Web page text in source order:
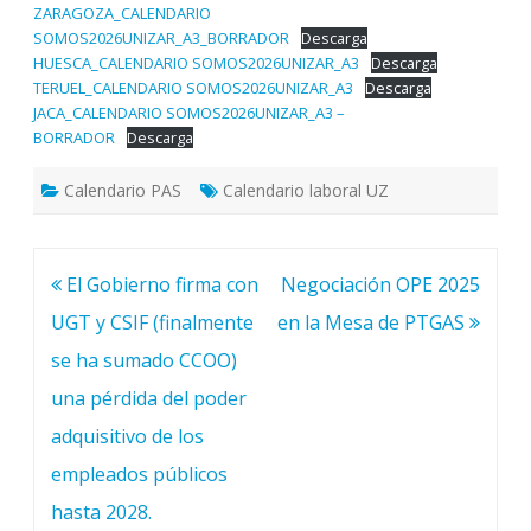
ZARAGOZA_CALENDARIO
SOMOS2026UNIZAR_A3_BORRADOR
Descarga
HUESCA_CALENDARIO SOMOS2026UNIZAR_A3
Descarga
TERUEL_CALENDARIO SOMOS2026UNIZAR_A3
Descarga
JACA_CALENDARIO SOMOS2026UNIZAR_A3 –
BORRADOR
Descarga
Calendario PAS Calendario laboral UZ
Navegación
de
entradas
El Gobierno firma con
UGT y CSIF (finalmente
se ha sumado CCOO)
una pérdida del poder
adquisitivo de los
empleados públicos
hasta 2028.
Negociación OPE 2025
en la Mesa de PTGAS